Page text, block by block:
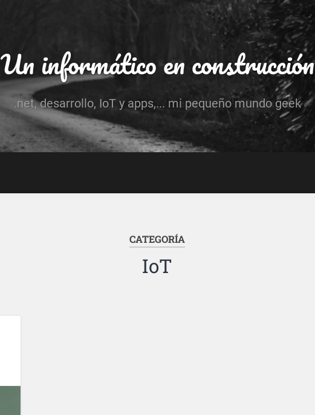
Un informático en construcción
.net, desarrollo, IoT y apps,... mi pequeño mundo geek
CATEGORÍA
IoT